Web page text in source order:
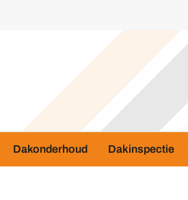
Dakonderhoud Dakinspectie